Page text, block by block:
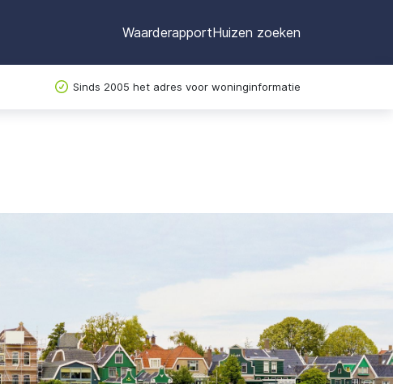
WaarderapportHuizen zoeken
Sinds 2005 het adres voor woninginformatie